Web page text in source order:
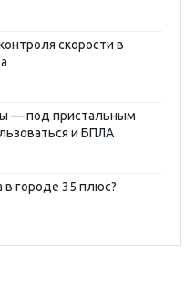
скорости в
— под пристальным
и БПЛА
в городе 35 плюс?